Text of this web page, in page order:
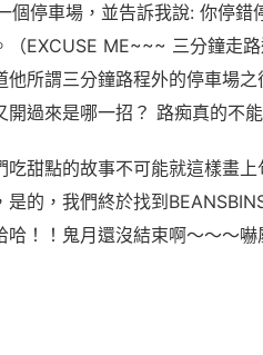
個停車場，並告訴我說: 你停
（EXCUSE ME~~~ 三分鐘走
所謂三分鐘路程外的停車場
開過來是哪一招？ 路痴真的不
吃甜點的故事不可能就這樣畫
是的，我們終於找到
哈！！鬼月還沒結束啊～～～